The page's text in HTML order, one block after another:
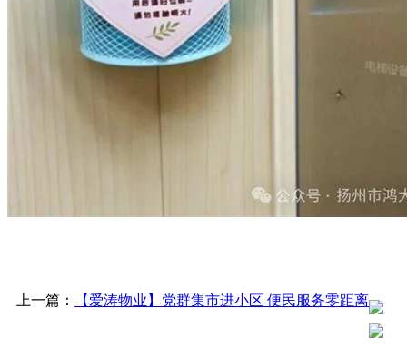
上一篇： 【爱涛物业】党群集市进小区 便民服务零距离